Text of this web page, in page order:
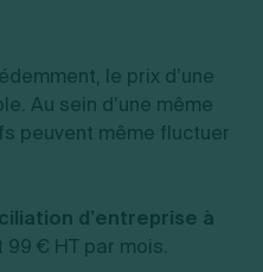
le prix d’une
Au sein d’une même
peuvent même fluctuer
d’entreprise à
€ HT par mois.